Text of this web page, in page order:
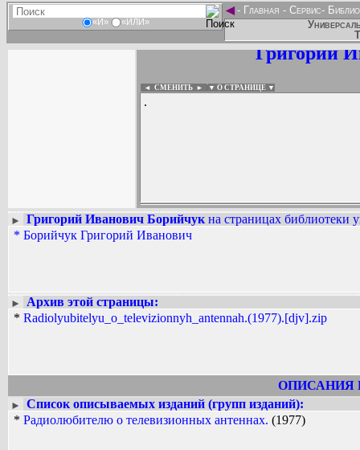
«И» «ИЛИ»
◄- Главная - Сервис-
Григорий
◄ СМЕНИТЬ ► ▼ О СТРАНИЦЕ ▼
.
Вадим Ершов...
► Григорий Иванович Борийчук на страницах библиотеки
* Борийчук Григорий Иванович
►
Архив этой страницы:
* Radiolyubitelyu_o_televizionnyh_antennah.(1977).[djv].zip
ОПИСАНИЯ
►
Список описываемых изданий (групп изданий):
* Радиолюбителю о телевизионных антеннах. (1977)